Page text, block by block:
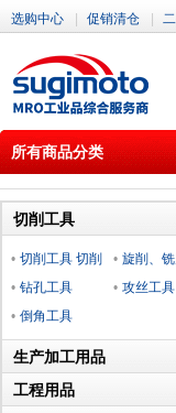
选购中心 促销清仓
所有商品分类
切削工具
• 切削工具 切削
材料
• 旋削、
工具
• 钻孔工具 • 攻丝工具
• 倒角工具
生产加工用品
工程用品